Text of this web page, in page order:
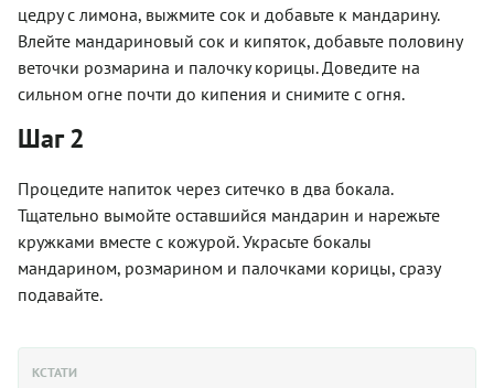
цедру с лимона, выжмите сок и добавьте к мандарину.
Влейте мандариновый сок и кипяток, добавьте половину
веточки розмарина и палочку корицы. Доведите на
сильном огне почти до кипения и снимите с огня.
Шаг 2
Процедите напиток через ситечко в два бокала.
Тщательно вымойте оставшийся мандарин и нарежьте
кружками вместе с кожурой. Украсьте бокалы
мандарином, розмарином и палочками корицы, сразу
подавайте.
КСТАТИ